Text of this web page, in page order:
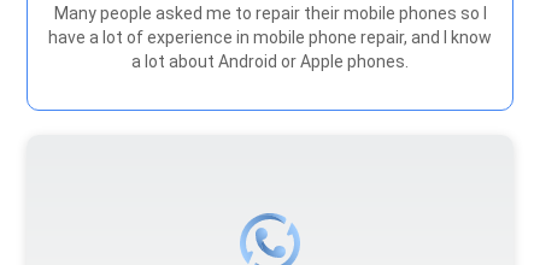
Many people asked me to repair their mobile phones so I
have a lot of experience in mobile phone repair, and I know
a lot about Android or Apple phones.